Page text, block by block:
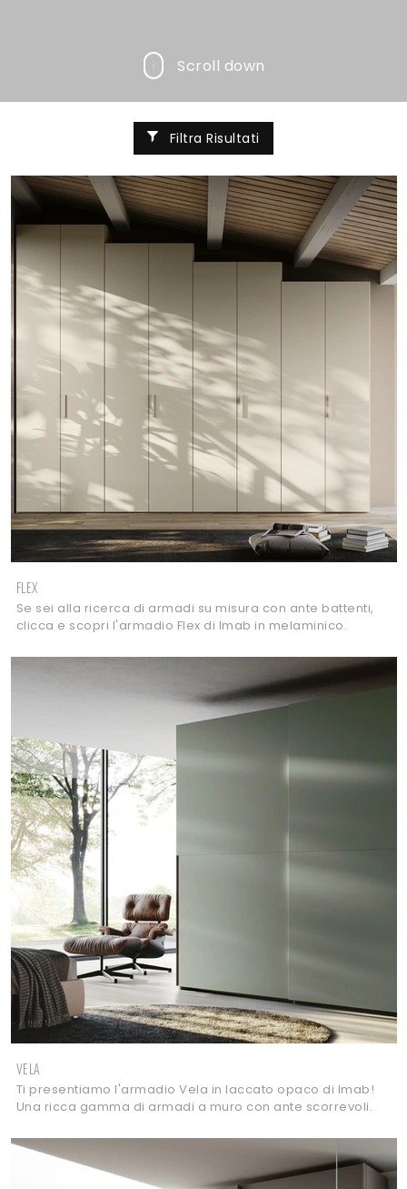
Scroll down
Filtra Risultati
FLEX
Se sei alla ricerca di armadi su misura con ante battenti,
clicca e scopri l'armadio Flex di Imab in melaminico.
VELA
Ti presentiamo l'armadio Vela in laccato opaco di Imab!
Una ricca gamma di armadi a muro con ante scorrevoli.